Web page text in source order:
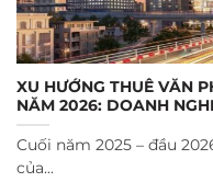
XU HƯỚNG THUÊ VĂN
NĂM 2026: DOANH
Cuối năm 2025 – đầu
của...